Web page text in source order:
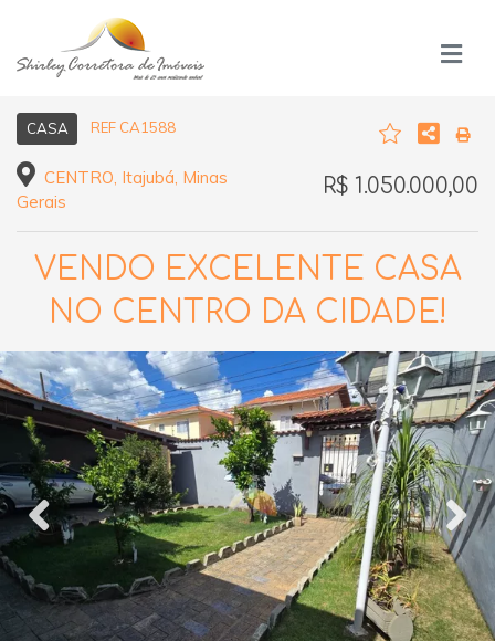
CASA REF CA1588
CENTRO, Itajubá, Minas
Gerais
R$ 1.050.000,00
VENDO EXCELENTE CASA
NO CENTRO DA CIDADE!